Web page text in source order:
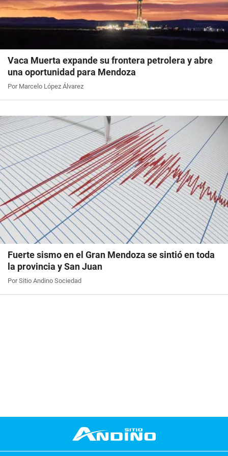
Vaca Muerta expande su frontera petrolera y abre
una oportunidad para Mendoza
Por Marcelo López Álvarez
Fuerte sismo en el Gran Mendoza se sintió en toda
la provincia y San Juan
Por Sitio Andino Sociedad